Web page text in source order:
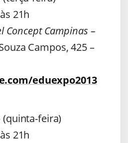
21h
Concept Campinas –
Campos, 425 –
eduexpo2013
feira)
21h